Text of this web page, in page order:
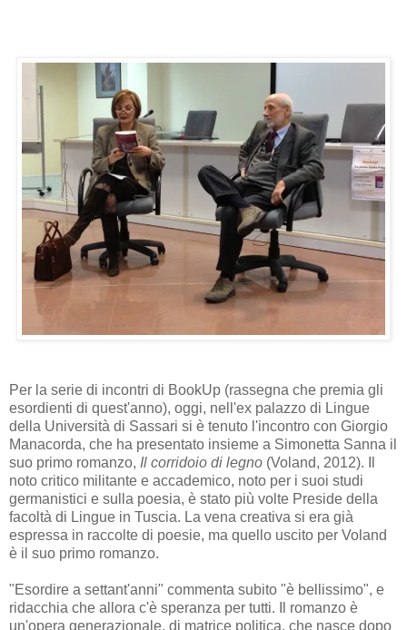
Per la serie di incontri di BookUp (rassegna che premia gli
esordienti di quest'anno), oggi, nell'ex palazzo di Lingue
della Università di Sassari si è tenuto l'incontro con Giorgio
Manacorda, che ha presentato insieme a Simonetta Sanna il
suo primo romanzo, Il corridoio di legno (Voland, 2012). Il
noto critico militante e accademico, noto per i suoi studi
germanistici e sulla poesia, è stato più volte Preside della
facoltà di Lingue in Tuscia. La vena creativa si era già
espressa in raccolte di poesie, ma quello uscito per Voland
è il suo primo romanzo.
"Esordire a settant'anni" commenta subito "è bellissimo", e
ridacchia che allora c'è speranza per tutti. Il romanzo è
un'opera generazionale, di matrice politica, che nasce dopo